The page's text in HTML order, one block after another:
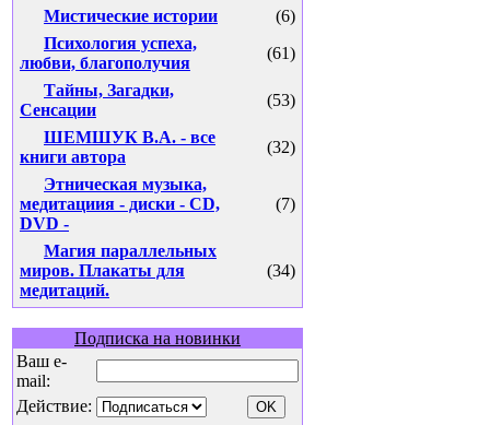
Мистические истории
(6)
Психология успеха,
любви, благополучия
(61)
Тайны, Загадки,
Сенсации
(53)
ШЕМШУК В.А. - все
книги автора
(32)
Этническая музыка,
медитациия - диски - CD,
DVD -
(7)
Магия параллельных
миров. Плакаты для
медитаций.
(34)
Подписка на новинки
Ваш e-
mail:
Действие: